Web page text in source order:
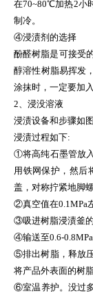
在70~80℃加热2小
制冷。
④浸渍剂的选择
酚醛树脂是可接受
醇溶性树脂易挥发
涂抹时，一定要加
2、浸没溶液
浸渍设备和步骤如图
浸渍过程如下:
①将高纯石墨管放
用铁网保护，然后
盖，对称拧紧地脚螺
②真空值在0.1MPa
③吸进树脂浸渍釜的
④输送至0.6-
⑤排出树脂，释放
将产品外表面的树脂
⑥室温养护。没过